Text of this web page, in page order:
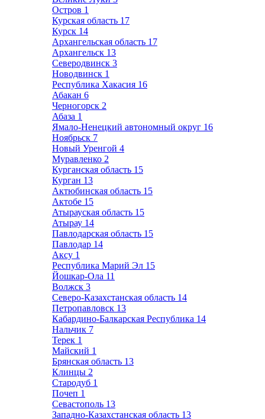
Остров 1
Курская область 17
Курск 14
Архангельская область 17
Архангельск 13
Северодвинск 3
Новодвинск 1
Республика Хакасия 16
Абакан 6
Черногорск 2
Абаза 1
Ямало-Ненецкий автономный округ 16
Ноябрьск 7
Новый Уренгой 4
Муравленко 2
Курганская область 15
Курган 13
Актюбинская область 15
Актобе 15
Атырауская область 15
Атырау 14
Павлодарская область 15
Павлодар 14
Аксу 1
Республика Марий Эл 15
Йошкар-Ола 11
Волжск 3
Северо-Казахстанская область 14
Петропавловск 13
Кабардино-Балкарская Республика 14
Нальчик 7
Терек 1
Майский 1
Брянская область 13
Клинцы 2
Стародуб 1
Почеп 1
Севастополь 13
Западно-Казахстанская область 13